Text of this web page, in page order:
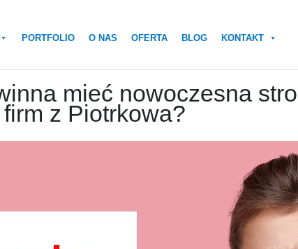
PORTFOLIO O NAS OFERTA BLOG KONTAKT
mieć nowoczesna
z Piotrkowa?